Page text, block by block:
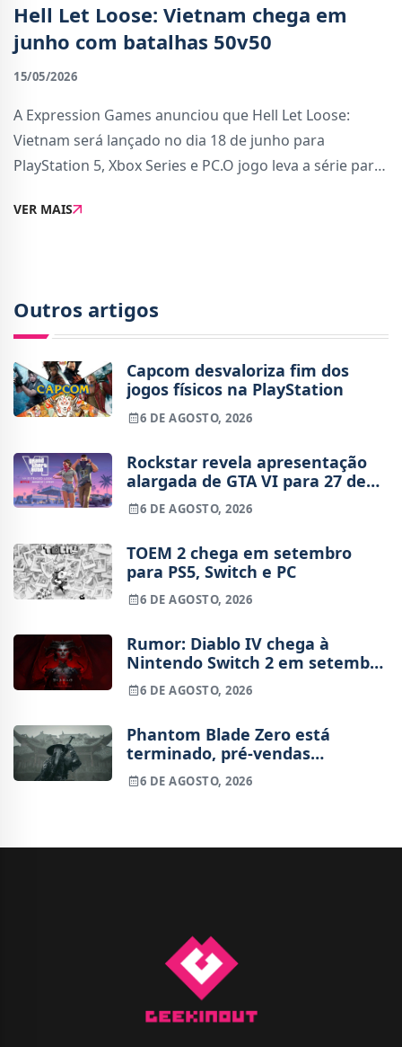
Hell Let Loose: Vietnam chega em
junho com batalhas 50v50
15/05/2026
A Expression Games anunciou que Hell Let Loose:
Vietnam será lançado no dia 18 de junho para
PlayStation 5, Xbox Series e PC.O jogo leva a série para
online com de confrontos 50 contra 50. A experi�
VER MAIS
Outros artigos
Capcom desvaloriza fim dos
jogos físicos na PlayStation
6 DE AGOSTO, 2026
Rockstar revela apresentação
alargada de GTA VI para 27 de
agosto
6 DE AGOSTO, 2026
TOEM 2 chega em setembro
para PS5, Switch e PC
6 DE AGOSTO, 2026
Rumor: Diablo IV chega à
Nintendo Switch 2 em setembro
e vai custar o preço de um jogo
novo
6 DE AGOSTO, 2026
Phantom Blade Zero está
terminado, pré-vendas
começam na próxima semana
6 DE AGOSTO, 2026